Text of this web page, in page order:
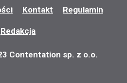
Kontakt Regulamin
Redakcja
Contentation sp. z o.o.